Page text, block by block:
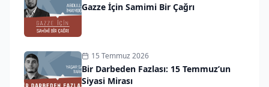
Gazze İçin Samimi Bir Çağrı
15 Temmuz 2026
Bir Darbeden Fazlası: 15 Temmuz’un
Siyasi Mirası